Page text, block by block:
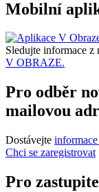
Mobilní
Sledujte informace z
V OBRAZE.
Pro odběr
mailovou
Dostávejte
Chci se zaregistrovat
Pro